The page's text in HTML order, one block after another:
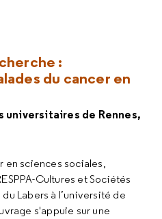
:
du cancer en
universitaires de Rennes,
en sciences sociales,
Cultures et Sociétés
Labers à l’université de
s'appuie sur une